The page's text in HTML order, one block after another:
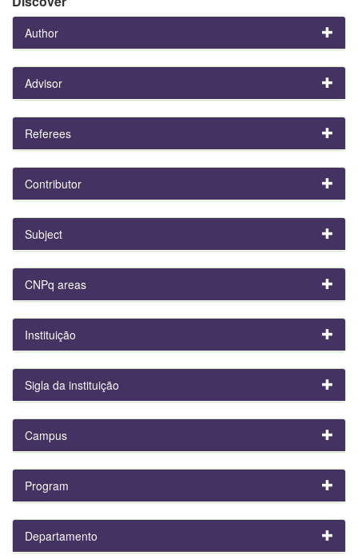
Author
Advisor
Referees
Contributor
Subject
CNPq areas
Instituição
Sigla da instituição
Campus
Program
Departamento